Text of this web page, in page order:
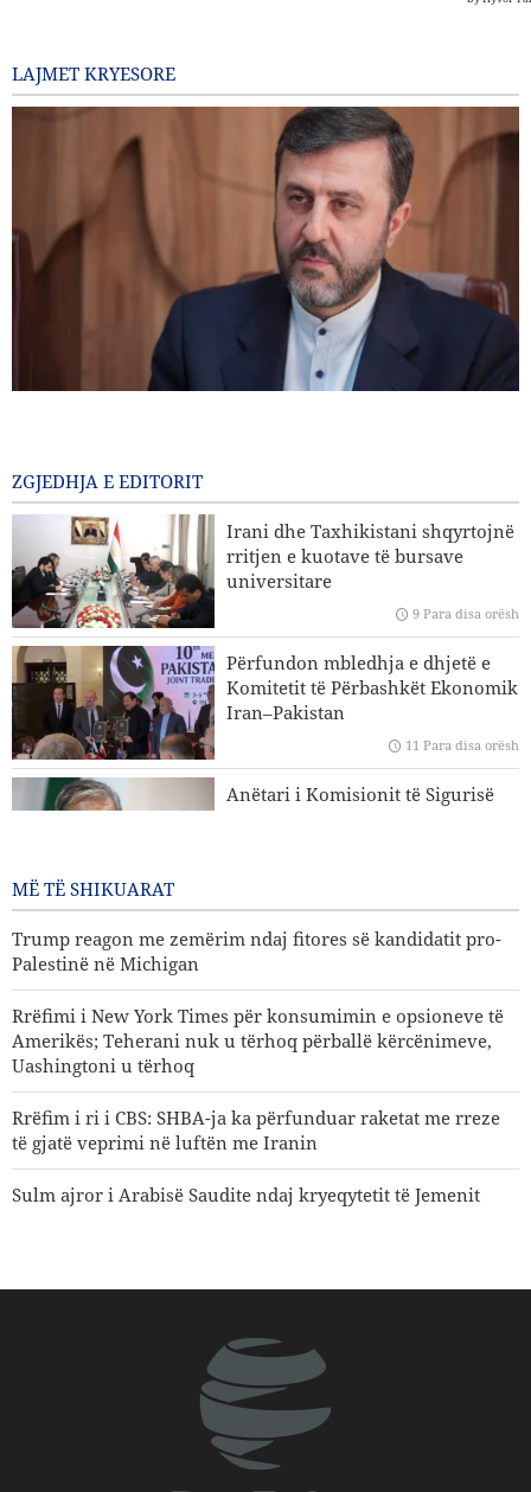
LAJMET KRYESORE
Sulme ajrore dhe bombardime artilerie të regjimit sionist
në jug të Libanit
Eksperti iranian i çështjeve ndërkombëtare: Strategjitë e
Iranit në lidhje me Ngushticën e Hormuzit nuk kanë
ndryshuar
Hakan Fidan: Izraeli nuk ka asnjë synim për të arritur
paqen
Trump reagon me zemërim ndaj fitores së kandidatit pro-
Palestinë në Michigan
ZGJEDHJA E EDITORIT
Irani dhe Taxhikistani shqyrtojnë
rritjen e kuotave të bursave
universitare
9 Para disa orësh
Përfundon mbledhja e dhjetë e
Komitetit të Përbashkët Ekonomik
Iran–Pakistan
11 Para disa orësh
Anëtari i Komisionit të Sigurisë
MË TË SHIKUARAT
Trump reagon me zemërim ndaj fitores së kandidatit pro-
Palestinë në Michigan
Rrëfimi i New York Times për konsumimin e opsioneve të
Amerikës; Teherani nuk u tërhoq përballë kërcënimeve,
Uashingtoni u tërhoq
Rrëfim i ri i CBS: SHBA-ja ka përfunduar raketat me rreze
të gjatë veprimi në luftën me Iranin
Sulm ajror i Arabisë Saudite ndaj kryeqytetit të Jemenit
Mbi 22 milionë vizitorë morën pjesë në ceremoninë e
Personaliteti i njohur mediatik amerikan: Trumpi meriton